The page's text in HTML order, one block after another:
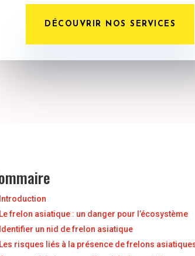
DÉCOUVRIR NOS SERVICES
Introduction
Le frelon asiatique : un danger pour l’écosystème
Identifier un nid de frelon asiatique
Les risques liés à la présence de frelons